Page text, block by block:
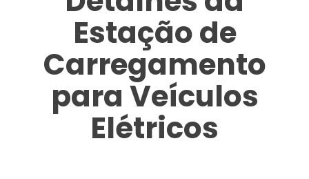
Estação de
Carregamento
para Veículos
Elétricos